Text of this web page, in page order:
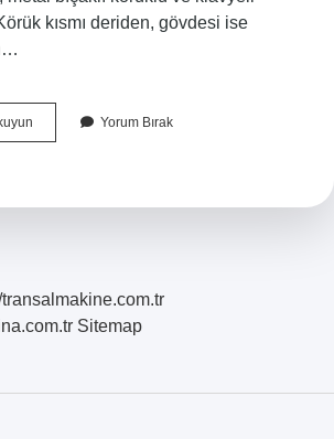
kısmı deriden, gövdesi ise
Akordiyon
Nasıl
Yorum Bırak
transalmakine.com.tr
Sitemap